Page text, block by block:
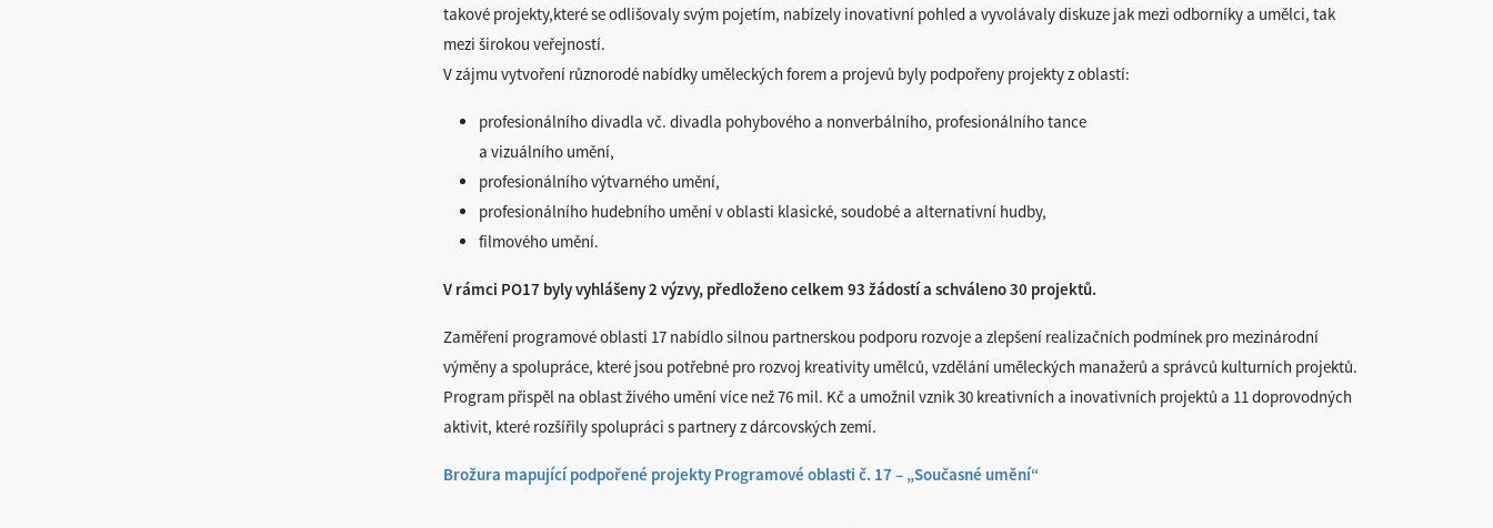
takové projekty,které se odlišovaly svým pojetím, nabízely inovativní pohled a vyvolávaly diskuze jak mezi odborníky a umělci, tak
mezi širokou veřejností.
V zájmu vytvoření různorodé nabídky uměleckých forem a projevů byly podpořeny projekty z oblastí:
profesionálního divadla vč. divadla pohybového a nonverbálního, profesionálního tance
a vizuálního umění,
profesionálního výtvarného umění,
profesionálního hudebního umění v oblasti klasické, soudobé a alternativní hudby,
filmového umění.
V rámci PO17 byly vyhlášeny 2 výzvy, předloženo celkem 93 žádostí a schváleno 30 projektů.
Zaměření programové oblasti 17 nabídlo silnou partnerskou podporu rozvoje a zlepšení realizačních podmínek pro mezinárodní
výměny a spolupráce, které jsou potřebné pro rozvoj kreativity umělců, vzdělání uměleckých manažerů a správců kulturních projektů.
Program přispěl na oblast živého umění více než 76 mil. Kč a umožnil vznik 30 kreativních a inovativních projektů a 11 doprovodných
aktivit, které rozšířily spolupráci s partnery z dárcovských zemí.
Brožura mapující podpořené projekty Programové oblasti č. 17 – „Současné umění“